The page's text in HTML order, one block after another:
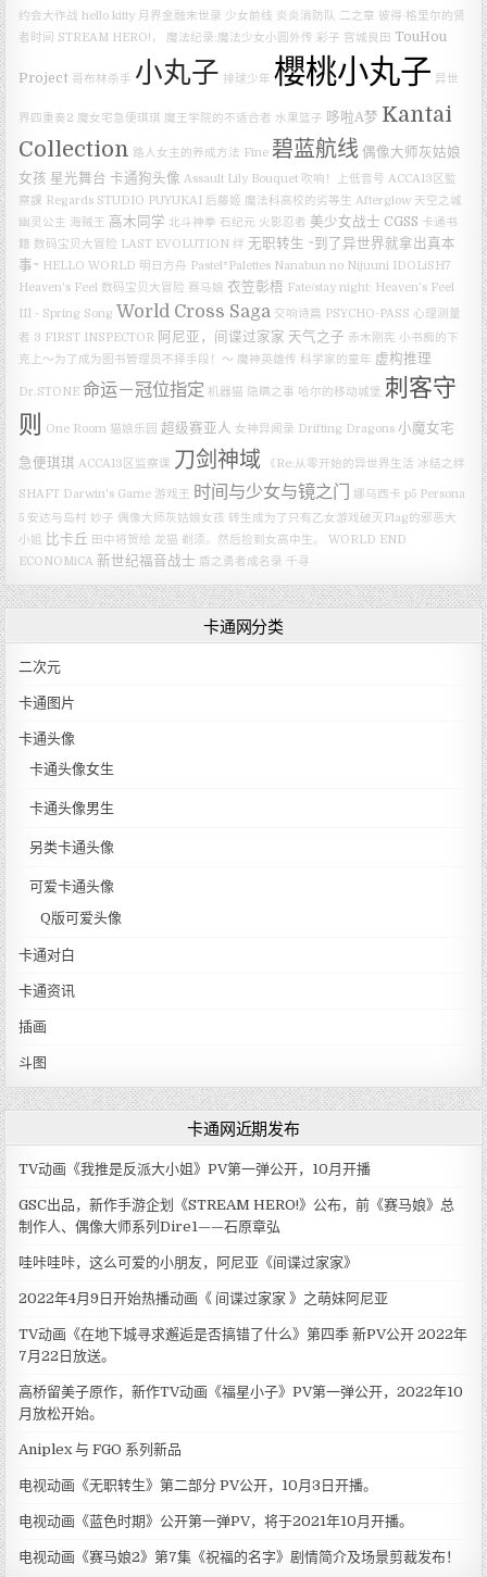
约会大作战 hello kitty 月界金融末世录 少女前线 炎炎消防队 二之章 彼得·格里尔的贤
者时间 STREAM HERO!， 魔法纪录:魔法少女小圆外传 彩子 宫城良田 TouHou
Project 哥布林杀手 小丸子 排球少年 櫻桃小丸子 异世
界四重奏2 魔女宅急便琪琪 魔王学院的不适合者 水果篮子 哆啦A梦 Kantai
Collection 路人女主的养成方法 Fine 碧蓝航线 偶像大师灰姑娘
女孩 星光舞台 卡通狗头像 Assault Lily Bouquet 吹响！上低音号 ACCA13区監
察課 Regards STUDIO PUYUKAI 后藤姬 魔法科高校的劣等生 Afterglow 天空之城
幽灵公主 海贼王 高木同学 北斗神拳 石纪元 火影忍者 美少女战士 CGSS 卡通书
籍 数码宝贝大冒险 LAST EVOLUTION 绊 无职转生 ~到了异世界就拿出真本
事~ HELLO WORLD 明日方舟 Pastel*Palettes Nanabun no Nijuuni IDOLiSH7
Heaven's Feel 数码宝贝大冒险 赛马娘 衣笠彰梧 Fate/stay night: Heaven’s Feel
III - Spring Song World Cross Saga 交响诗篇 PSYCHO-PASS 心理测量
者 3 FIRST INSPECTOR 阿尼亚，间谍过家家 天气之子 赤木刚宪 小书痴的下
克上～为了成为图书管理员不择手段！～ 魔神英雄传 科学家的童年 虚构推理
Dr.STONE 命运－冠位指定 机器猫 隐瞒之事 哈尔的移动城堡 刺客守
则
One Room 猫娘乐园 超级赛亚人 女神异闻录 Drifting Dragons 小魔女宅
急便琪琪 ACCA13区监察课 刀剑神域 《Re:从零开始的异世界生活 冰结之绊
SHAFT Darwin's Game 游戏王 时间与少女与镜之门 娜乌西卡 p5 Persona
5 安达与岛村 妙子 偶像大师灰姑娘女孩 转生成为了只有乙女游戏破灭Flag的邪恶大
小姐
比卡丘 田中将贺绘 龙猫 剃须。然后捡到女高中生。
WORLD END
ECONOMiCA 新世纪福音战士 盾之勇者成名录 千寻
卡通网分类
二次元
卡通图片
卡通头像
卡通头像女生
卡通头像男生
另类卡通头像
可爱卡通头像
Q版可爱头像
卡通对白
卡通资讯
插画
斗图
卡通网近期发布
TV动画《我推是反派大小姐》PV第一弹公开，10月开播
GSC出品，新作手游企划《STREAM HERO!》公布，前《赛马娘》总
制作人、偶像大师系列Dire1——石原章弘
哇咔哇咔，这么可爱的小朋友，阿尼亚《间谍过家家》
2022年4月9日开始热播动画《 间谍过家家 》之萌妹阿尼亚
TV动画《在地下城寻求邂逅是否搞错了什么》第四季 新PV公开 2022年
7月22日放送。
高桥留美子原作，新作TV动画《福星小子》PV第一弹公开，2022年10
月放松开始。
Aniplex 与 FGO 系列新品
电视动画《无职转生》第二部分 PV公开，10月3日开播。
电视动画《蓝色时期》公开第一弹PV，将于2021年10月开播。
电视动画《赛马娘2》第7集《祝福的名字》剧情简介及场景剪裁发布！